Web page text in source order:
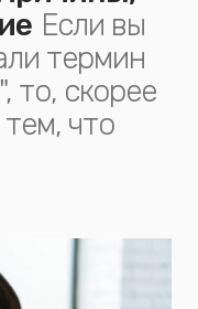
Если вы
термин
то, скорее
тем, что